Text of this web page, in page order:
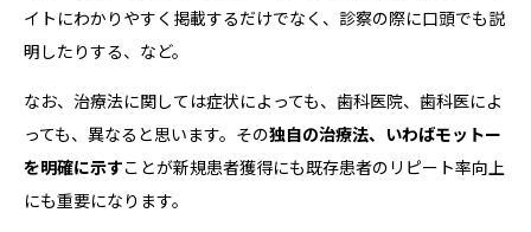
イトにわかりやすく掲載するだけでなく、診察の際に口頭でも説
明したりする、など。
なお、治療法に関しては症状によっても、歯科医院、歯科医によ
っても、異なると思います。その独自の治療法、いわばモットー
を明確に示すことが新規患者獲得にも既存患者のリピート率向上
にも重要になります。